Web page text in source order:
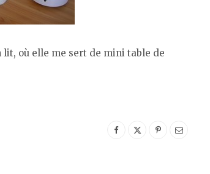
lit, où elle me sert de mini table de